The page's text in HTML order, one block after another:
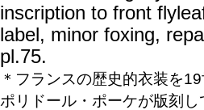
inscription to front
label, minor foxing,
pl.75.
＊フランスの歴史的衣装を
ポリドール・ポーケが版刻